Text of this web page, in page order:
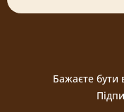
Бажаєте бути